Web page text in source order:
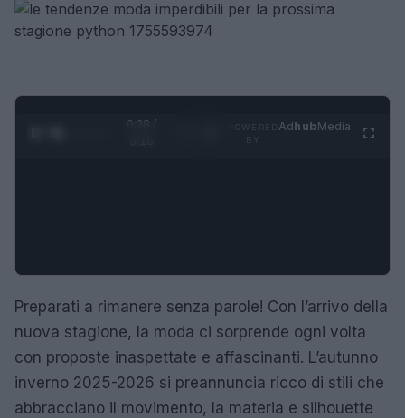
0:29 /
AdhubMedia
Preparati a rimanere senza parole! Con l’arrivo della
nuova stagione, la moda ci sorprende ogni volta
con proposte inaspettate e affascinanti. L’autunno
inverno 2025-2026 si preannuncia ricco di stili che
abbracciano il movimento, la materia e silhouette